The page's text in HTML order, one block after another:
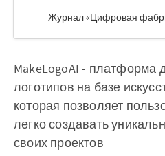
Журнал «Цифровая
MakeLogoAI - платформа
логотипов на базе
которая позволяет
легко создавать
своих проектов